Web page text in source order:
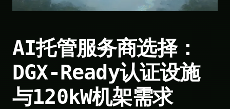
AI托管服务商选择：
DGX-Ready认证设施
与120kW机架需求